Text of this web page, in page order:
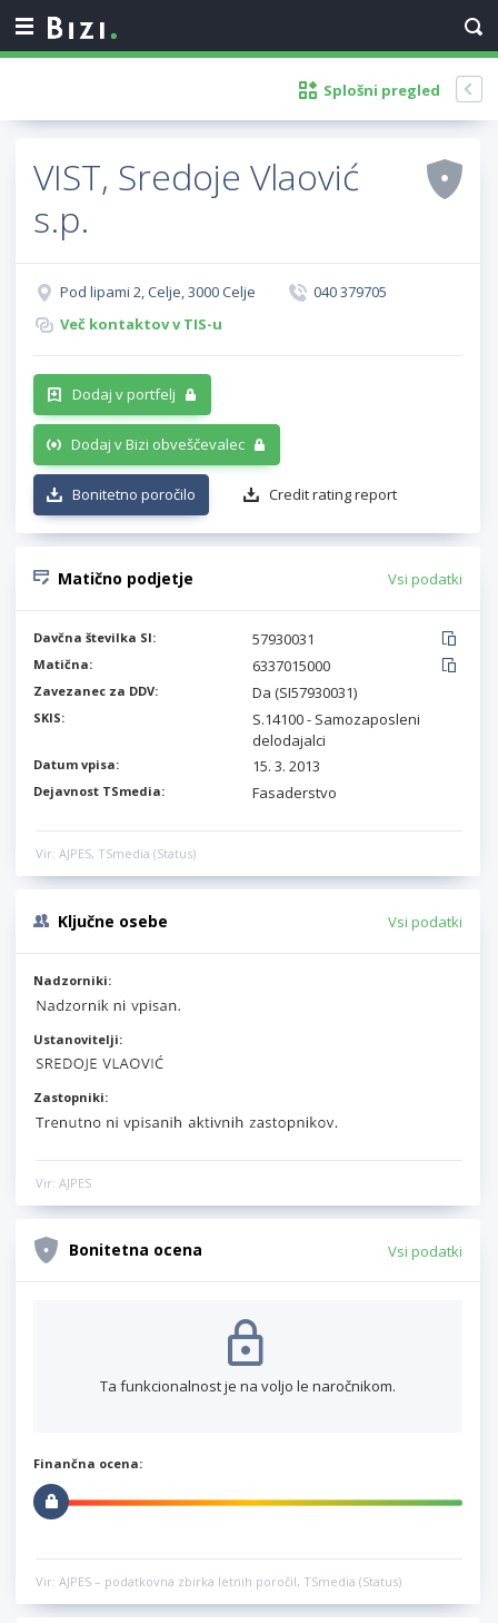
Splošni pregled
VIST, Sredoje Vlaović
s.p.
Pod lipami 2, Celje, 3000 Celje
040 379705
Več kontaktov v TIS-u
Dodaj v portfelj
Dodaj v Bizi obveščevalec
Bonitetno poročilo Credit rating report
Matično podjetje Vsi podatki
Davčna številka SI: 57930031
Matična: 6337015000
Zavezanec za DDV: Da (SI57930031)
SKIS:
S.14100 - Samozaposleni
delodajalci
Datum vpisa: 15. 3. 2013
Dejavnost TSmedia: Fasaderstvo
Vir: AJPES, TSmedia (Status)
Ključne osebe Vsi podatki
Nadzorniki:
Ustanovitelji:
Zastopniki:
Vir: AJPES
Bonitetna ocena Vsi podatki
Ta funkcionalnost je na voljo le naročnikom.
Finančna ocena:
Vir: AJPES – podatkovna zbirka letnih poročil, TSmedia (Status)